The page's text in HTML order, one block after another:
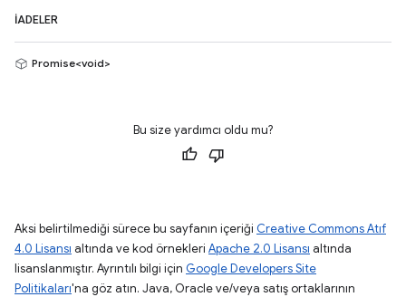
İADELER
Promise<void>
Bu size yardımcı oldu mu?
Aksi belirtilmediği sürece bu sayfanın içeriği Creative Commons Atıf
4.0 Lisansı altında ve kod örnekleri Apache 2.0 Lisansı altında
lisanslanmıştır. Ayrıntılı bilgi için Google Developers Site
Politikaları'na göz atın. Java, Oracle ve/veya satış ortaklarının